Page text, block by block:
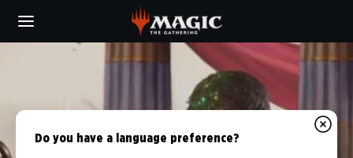
main
Do you have a language preference?